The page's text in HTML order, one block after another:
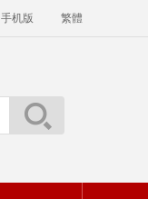
手机版 繁體